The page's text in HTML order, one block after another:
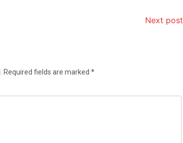
Next post
Required fields are marked *